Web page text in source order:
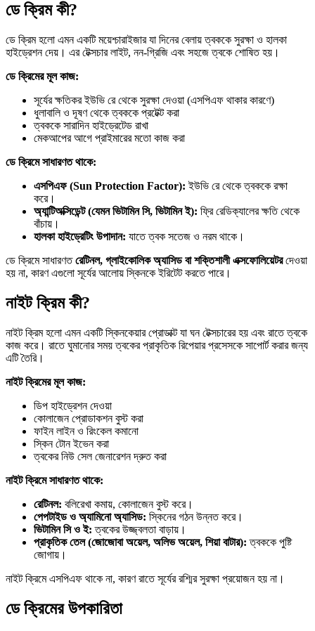
ডে ক্রিম কী?
ডে ক্রিম হলো এমন একটি ময়েশ্চারাইজার যা দিনের বেলায় ত্বককে সুরক্ষা ও হালকা
হাইড্রেশন দেয়। এর টেক্সচার লাইট, নন-গ্রিজি এবং সহজে ত্বকে শোষিত হয়।
ডে ক্রিমের মূল কাজ:
সূর্যের ক্ষতিকর ইউভি রে থেকে সুরক্ষা দেওয়া (এসপিএফ থাকার কারণে)
ধুলাবালি ও দূষণ থেকে ত্বককে প্রটেক্ট করা
ত্বককে সারাদিন হাইড্রেটেড রাখা
মেকআপের আগে প্রাইমারের মতো কাজ করা
ডে ক্রিমে সাধারণত থাকে:
এসপিএফ (Sun Protection Factor): ইউভি রে থেকে ত্বককে রক্ষা
করে।
অ্যান্টিঅক্সিডেন্ট (যেমন ভিটামিন সি, ভিটামিন ই): ফ্রি রেডিক্যালের ক্ষতি থেকে
বাঁচায়।
হালকা হাইড্রেটিং উপাদান: যাতে ত্বক সতেজ ও নরম থাকে।
ডে ক্রিমে সাধারণতরেটিনল, গ্লাইকোলিক অ্যাসিড বা শক্তিশালী এক্সফোলিয়েটরদেওয়া
হয় না, কারণ এগুলো সূর্যের আলোয় স্কিনকে ইরিটেট করতে পারে।
নাইট ক্রিম কী?
নাইট ক্রিম হলো এমন একটি স্কিনকেয়ার প্রোডাক্ট যা ঘন টেক্সচারের হয় এবং রাতে ত্বকে
কাজ করে। রাতে ঘুমানোর সময় ত্বকের প্রাকৃতিক রিপেয়ার প্রসেসকে সাপোর্ট করার জন্য
এটি তৈরি।
নাইট ক্রিমের মূল কাজ:
ডিপ হাইড্রেশন দেওয়া
কোলাজেন প্রোডাকশন বুস্ট করা
ফাইন লাইন ও রিংকেল কমানো
স্কিন টোন ইভেন করা
ত্বকের নিউ সেল জেনারেশন দ্রুত করা
নাইট ক্রিমে সাধারণত থাকে:
রেটিনল: বলিরেখা কমায়, কোলাজেন বুস্ট করে।
পেপটাইড ও অ্যামিনো অ্যাসিড: স্কিনের গঠন উন্নত করে।
ভিটামিন সি ও ই: ত্বকের উজ্জ্বলতা বাড়ায়।
প্রাকৃতিক তেল (জোজোবা অয়েল, অলিভ অয়েল, শিয়া বাটার): ত্বককে পুষ্টি
জোগায়।
নাইট ক্রিমে এসপিএফ থাকে না, কারণ রাতে সূর্যের রশ্মির সুরক্ষা প্রয়োজন হয় না।
ডে ক্রিমের উপকারিতা